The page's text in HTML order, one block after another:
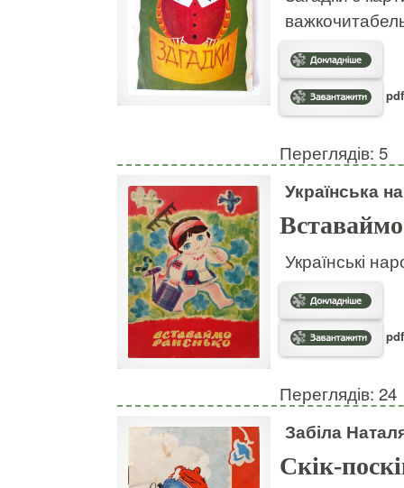
Переглядів: 5
Українська
Українські
Переглядів: 24
Забіла
Скік-